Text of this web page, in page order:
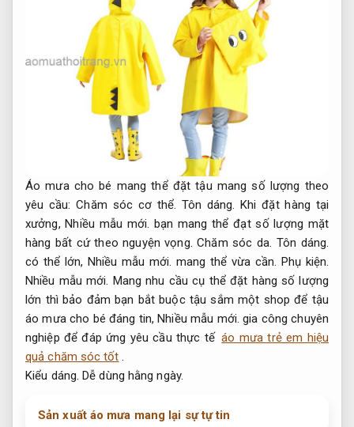
Áo mưa cho bé mang thể đặt tậu mang số lượng theo
yêu cầu:Chăm sóc cơ thể. Tôn dáng. Khi đặt hàng tại
xưởng,Nhiều mẫu mới. bạn mang thể đạt số lượng mặt
hàng bất cứ theo nguyện vọng.Chăm sóc da. Tôn dáng.
có thể lớn, Nhiều mẫu mới. mang thể vừa cần. Phụ kiện.
Nhiều mẫu mới. Mang nhu cầu cụ thể đặt hàng số lượng
lớn thì bảo đảm bạn bắt buộc tậu sắm một shop để tậu
áo mưa cho bé đáng tin,Nhiều mẫu mới. gia công chuyên
nghiệp để đáp ứng yêu cầu thực tế áo mưa trẻ em hiệu
quả chăm sóc tốt .
Kiểu dáng. Dễ dùng hằng ngày.
Sản xuất áo mưa mang lại sự tự tin